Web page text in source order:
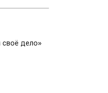
своё дело»